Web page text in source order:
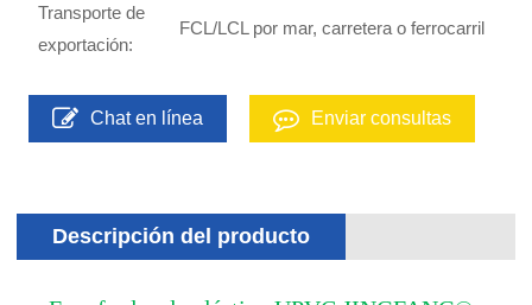
Transporte de
exportación:
FCL/LCL por mar, carretera o ferrocarril
Chat en línea Enviar consultas
Descripción del producto